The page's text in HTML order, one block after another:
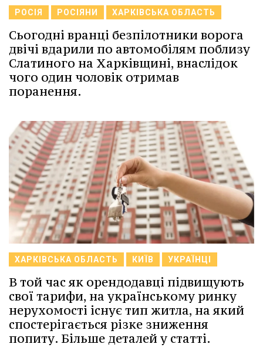
РОСІЯ РОСІЯНИ ХАРКІВСЬКА ОБЛАСТЬ
Сьогодні вранці безпілотники ворога
двічі вдарили по автомобілям поблизу
Слатиного на Харківщині, внаслідок
чого один чоловік отримав
поранення.
ХАРКІВСЬКА ОБЛАСТЬ КИЇВ УКРАЇНЦІ
В той час як орендодавці підвищують
свої тарифи, на українському ринку
нерухомості існує тип житла, на який
спостерігається різке зниження
попиту. Більше деталей у статті.